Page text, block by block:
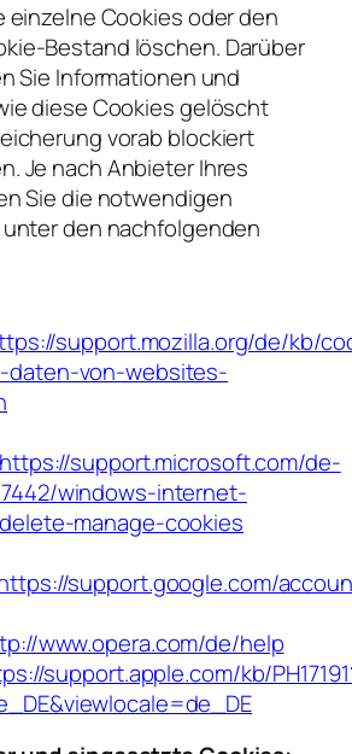
einzelne Cookies oder den
Bestand löschen. Darüber
Sie Informationen und
diese Cookies gelöscht
vorab blockiert
Je nach Anbieter Ihres
Sie die notwendigen
den nachfolgenden
support.mozilla.org/de/kb/
daten-von-websites-
https://support.microsoft.com/de-
windows-internet-
manage-cookies
support.google.com/
www.opera.com/de/help
support.apple.com/kb/